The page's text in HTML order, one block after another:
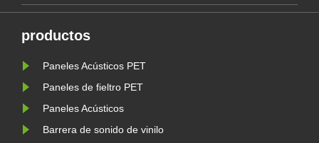
productos
Paneles Acústicos PET
Paneles de fieltro PET
Paneles Acústicos
Barrera de sonido de vinilo